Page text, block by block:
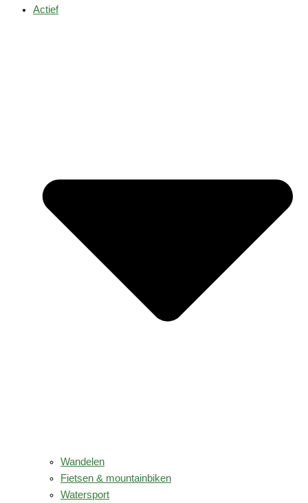
Actief
Wandelen
Fietsen & mountainbiken
Watersport